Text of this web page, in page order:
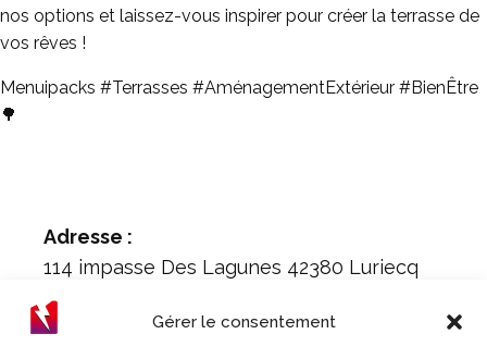
Gérer le consentement
nos options et laissez-vous inspirer pour créer la terrasse de
vos rêves !
Menuipacks #Terrasses #AménagementExtérieur #BienÊtre
🌳
Adresse :
114 impasse Des Lagunes 42380 Luriecq
Téléphone :
06 18 00 80 72